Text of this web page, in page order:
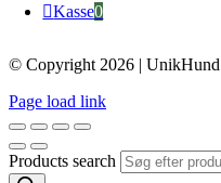
Kasse0
© Copyright 2026 | UnikHund
Page load link
Products search